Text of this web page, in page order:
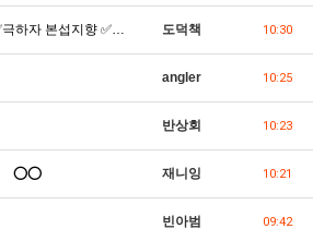
하자 본섭지향 ✅… 도덕책 10:30
angler 10:25
반상회 10:23
⭕⭕ 재니잉 10:21
빈아범 09:42